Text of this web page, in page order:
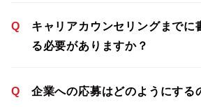
Q
キャリアカウンセリングまでに
る必要がありますか？
Q 企業への応募はどのようにする